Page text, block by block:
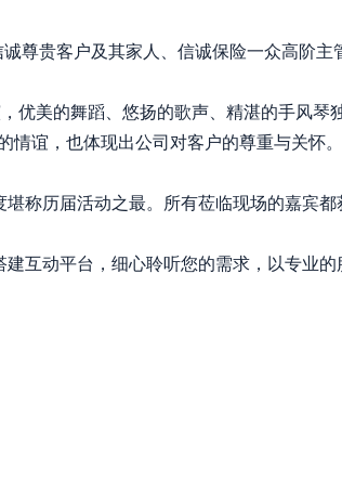
贵客户及其家人、信诚保险一众高阶主
美的舞蹈、悠扬的歌声、精湛的手风琴
谊，也体现出公司对客户的尊重与关怀
称历届活动之最。所有莅临现场的嘉宾都
动平台，细心聆听您的需求，以专业的